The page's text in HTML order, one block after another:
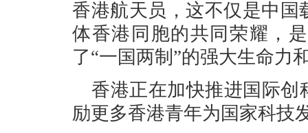
香港航天员，这不仅是中
体香港同胞的共同荣耀，
了“一国两制”的强大生命力
香港正在加快推进国际
励更多香港青年为国家科技